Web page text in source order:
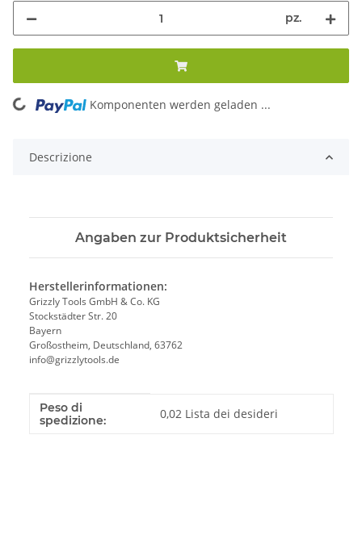
pz.
Loading... Komponenten werden geladen ...
Descrizione
Angaben zur Produktsicherheit
Herstellerinformationen:
Grizzly Tools GmbH & Co. KG
Stockstädter Str. 20
Bayern
Großostheim, Deutschland, 63762
info@grizzlytools.de
Caratteristica del prodotto
Valore
Peso di
spedizione:
0,02 Lista dei desideri